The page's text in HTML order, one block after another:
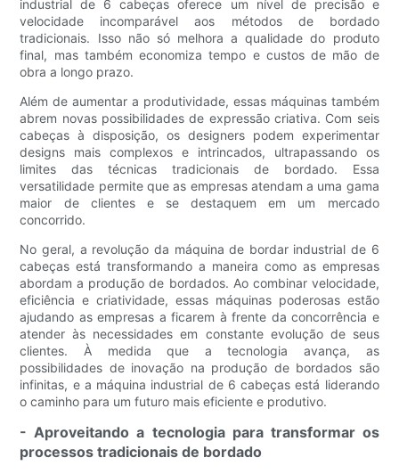
industrial de 6 cabeças oferece um nível de precisão e
velocidade incomparável aos métodos de bordado
tradicionais. Isso não só melhora a qualidade do produto
final, mas também economiza tempo e custos de mão de
obra a longo prazo.
Além de aumentar a produtividade, essas máquinas também
abrem novas possibilidades de expressão criativa. Com seis
cabeças à disposição, os designers podem experimentar
designs mais complexos e intrincados, ultrapassando os
limites das técnicas tradicionais de bordado. Essa
versatilidade permite que as empresas atendam a uma gama
maior de clientes e se destaquem em um mercado
concorrido.
No geral, a revolução da máquina de bordar industrial de 6
cabeças está transformando a maneira como as empresas
abordam a produção de bordados. Ao combinar velocidade,
eficiência e criatividade, essas máquinas poderosas estão
ajudando as empresas a ficarem à frente da concorrência e
atender às necessidades em constante evolução de seus
clientes. À medida que a tecnologia avança, as
possibilidades de inovação na produção de bordados são
infinitas, e a máquina industrial de 6 cabeças está liderando
o caminho para um futuro mais eficiente e produtivo.
- Aproveitando a tecnologia para transformar os
processos tradicionais de bordado